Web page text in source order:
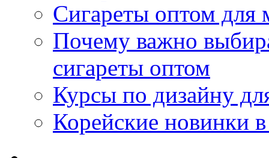
Сигареты оптом для
Почему важно
сигареты оптом
Курсы по дизайну
Корейские новинки